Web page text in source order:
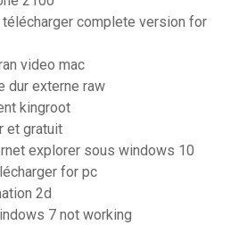
complete version for
video mac
dur externe raw
kingroot
et gratuit
explorer sous windows 10
for pc
2d
7 not working